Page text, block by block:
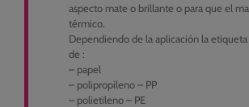
aspecto mate o brillante o para que el
térmico.
Dependiendo de la aplicación la etiqueta
de :
– papel
– polipropileno – PP
– polietileno – PE